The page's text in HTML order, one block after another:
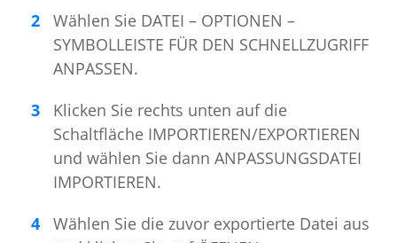
Wählen Sie DATEI – OPTIONEN –
SYMBOLLEISTE FÜR DEN SCHNELLZUGRIFF
ANPASSEN.
Klicken Sie rechts unten auf die
Schaltfläche IMPORTIEREN/EXPORTIEREN
und wählen Sie dann ANPASSUNGSDATEI
IMPORTIEREN.
Wählen Sie die zuvor exportierte Datei aus